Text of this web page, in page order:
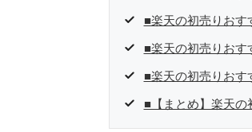
■楽天の初売りおす
■楽天の初売りおす
■楽天の初売りおす
■【まとめ】楽天の